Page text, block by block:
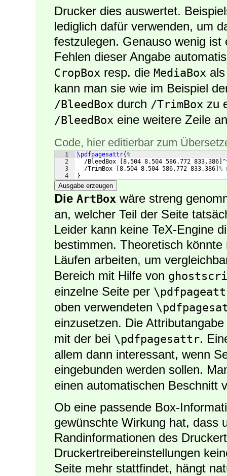
Drucker dies auswertet.
lediglich dafür verwenden, um
festzulegen. Genauso wenig
Fehlen dieser Angabe
CropBox resp. die MediaBox
kann man sie wie im Beispiel
/BleedBox durch /TrimBox zu
/BleedBox eine weitere Zeile
Code, hier editierbar zum
1
2
3
4
\pdfpagesattr{%
  /BleedBox
8.504 8.504 586.772 833.386
  /TrimBox
8.504 8.504 586.772 833.386 %
}
Ausgabe erzeugen
Die ArtBox wäre streng
an, welcher Teil der Seite
Leider kann keine TeX-Engine
bestimmen. Theoretisch
Läufen arbeiten, um
Bereich mit Hilfe von
einzelne Seite per
oben verwendeten
einzusetzen. Die
mit der bei \pdfpagesattr.
allem dann interessant, wenn
eingebunden werden sollen.
einen automatischen Beschnitt
Ob eine passende Box-
gewünschte Wirkung hat, dass
Randinformationen des
Druckertreibereinstellungen
Seite mehr stattfindet, hängt